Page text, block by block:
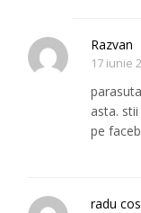
Razvan
17 iunie
asta.
pe
radu